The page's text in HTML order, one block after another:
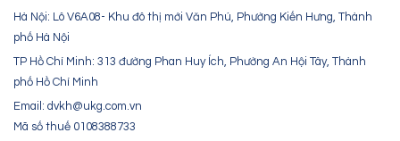
Hà Nội: Lô V6A08- Khu đô thị mới Văn Phú, Phường Kiến Hưng, Thành
phố Hà Nội
TP Hồ Chí Minh: 313 đường Phan Huy Ích, Phường An Hội Tây, Thành
phố Hồ Chí Minh
Email: dvkh@ukg.com.vn
Mã số thuế 0108388733